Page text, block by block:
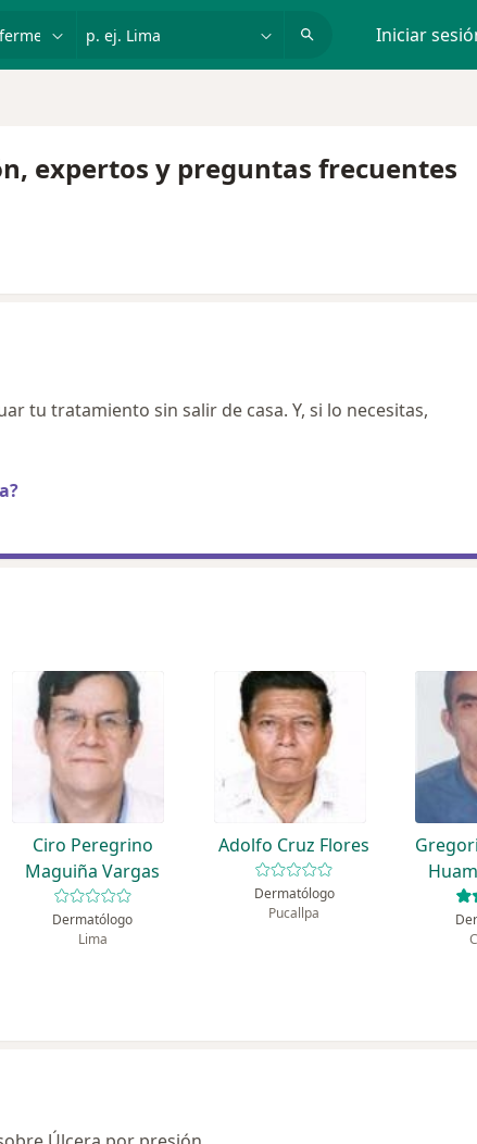
Iniciar
expertos y preguntas frecuentes
tu tratamiento sin salir de casa. Y, si lo necesitas,
Ciro Peregrino
Maguiña Vargas
Dermatólogo
Lima
Adolfo Cruz Flores
Dermatólogo
Pucallpa